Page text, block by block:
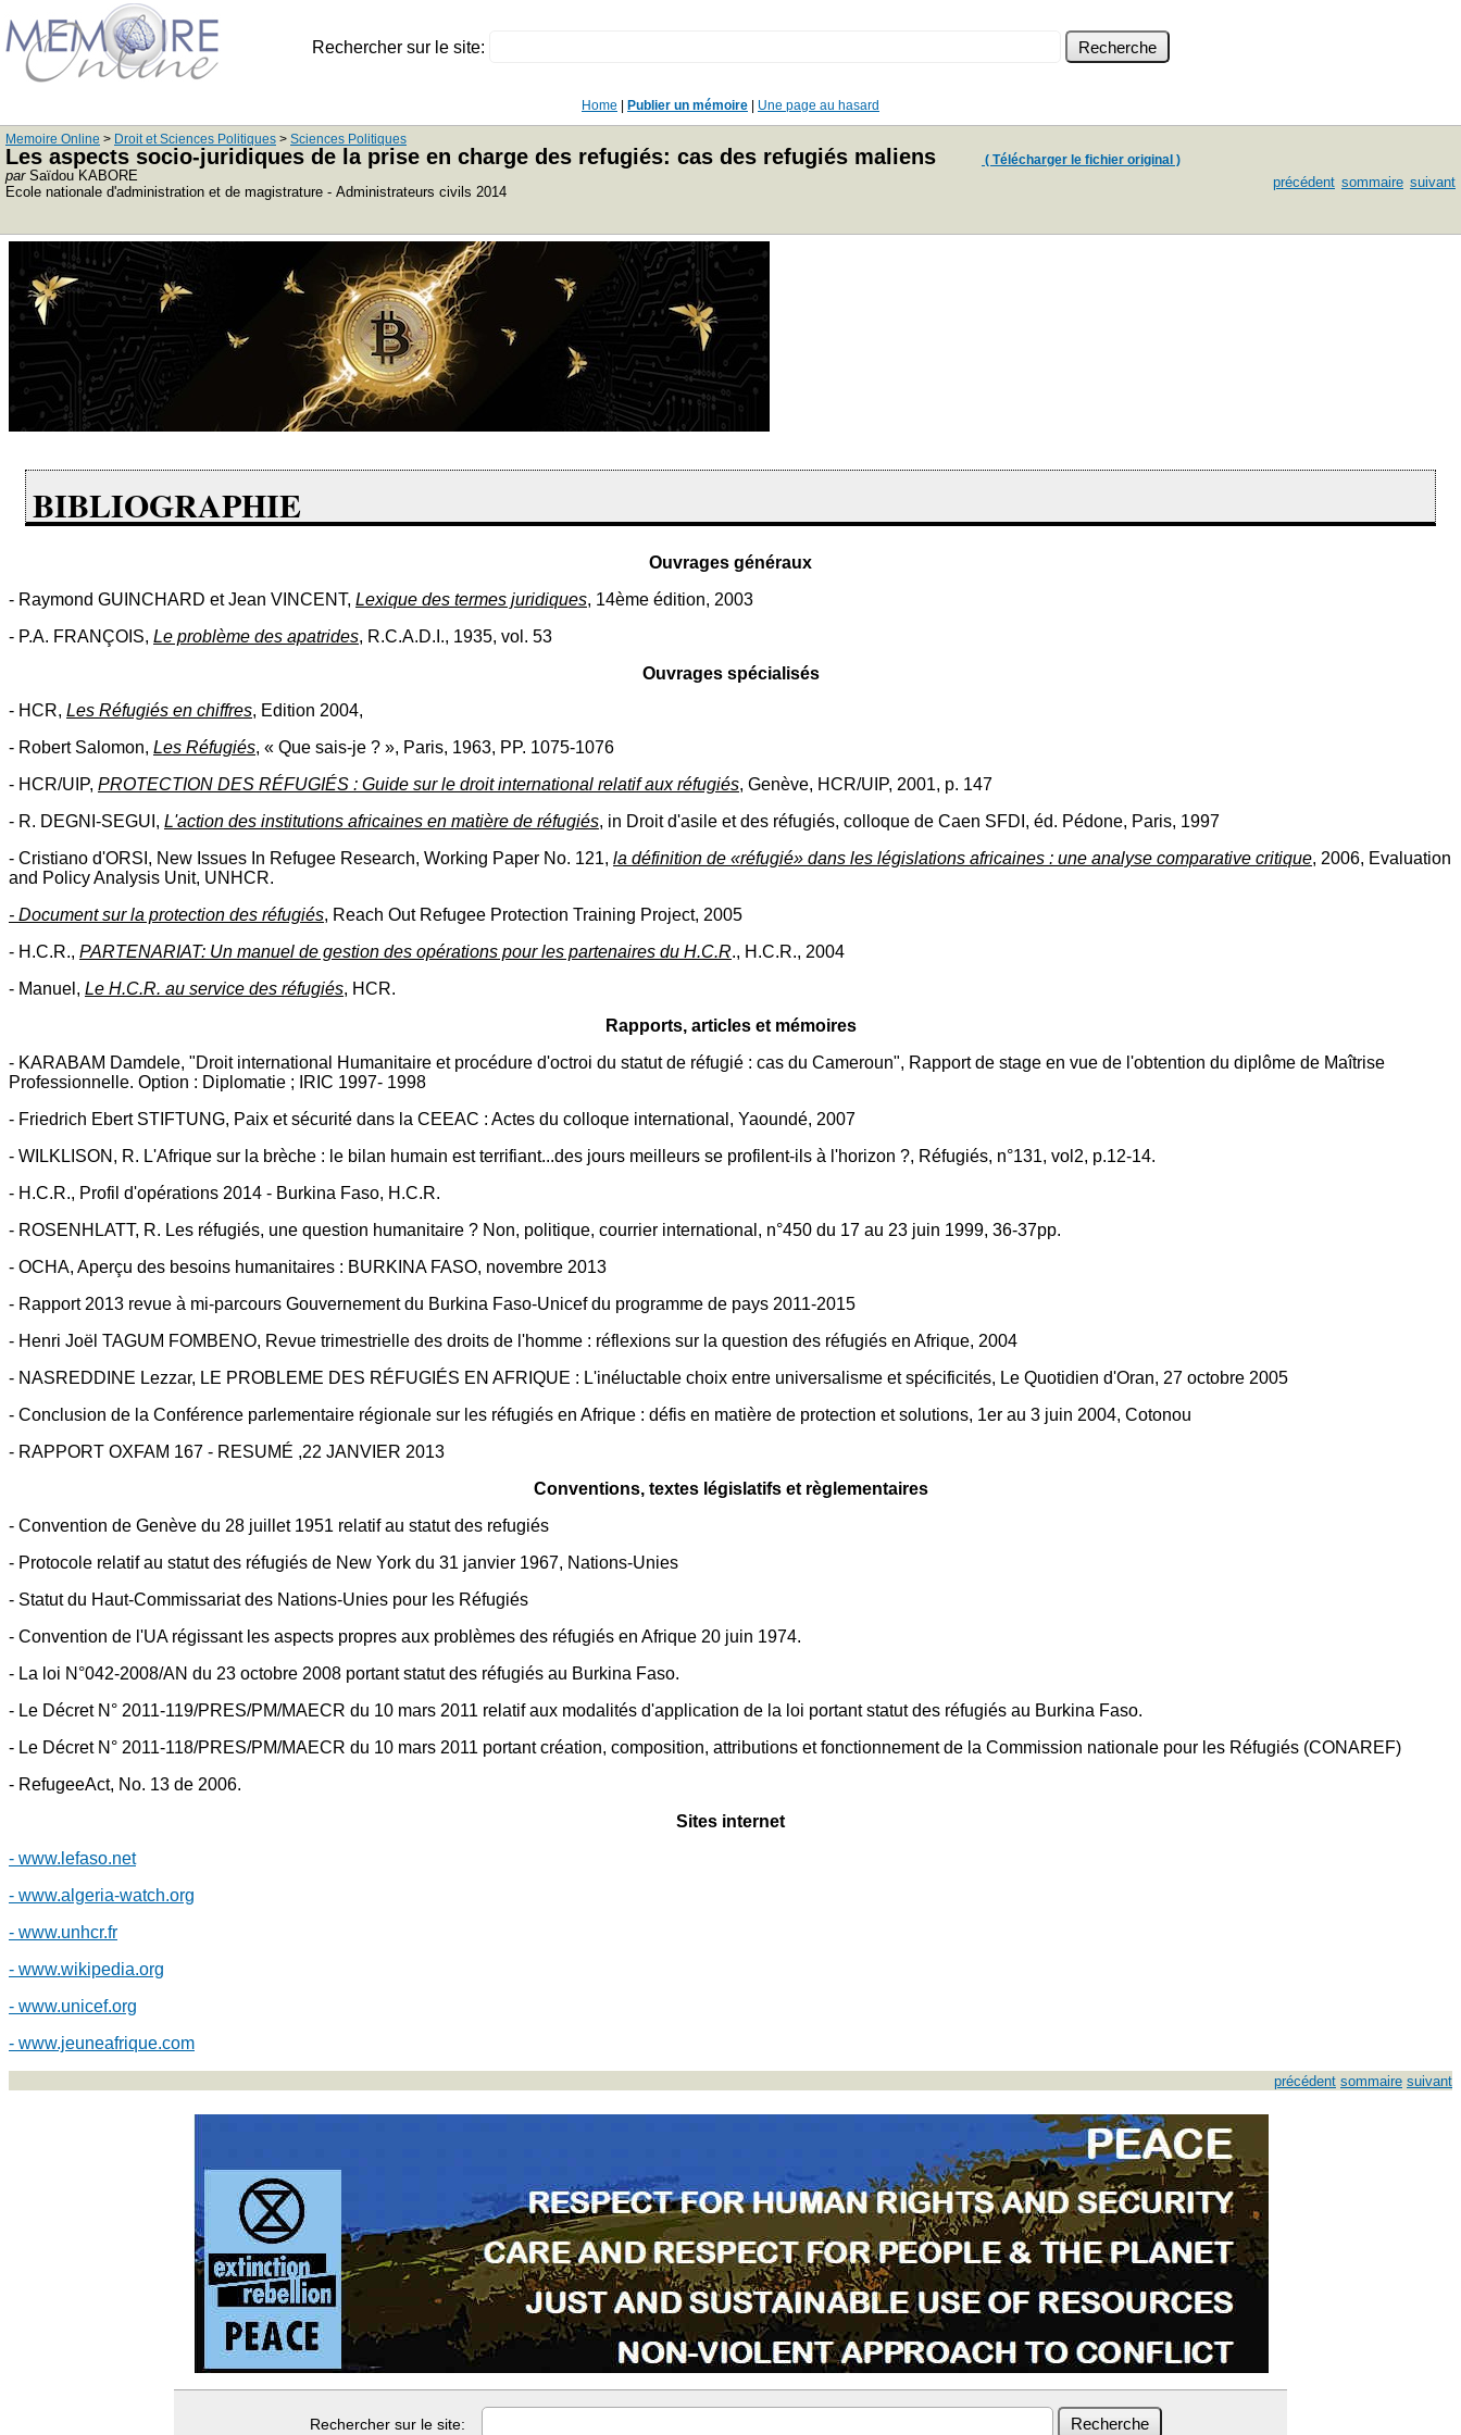
Rechercher sur le site:
Home Publier un mémoire Une page au hasard
Memoire Online > Droit et Sciences Politiques > Sciences Politiques
Les aspects socio-juridiques de la prise en charge des refugiés: cas des refugiés maliens ( Télécharger le fichier original )
parSaïdou KABORE
Ecole nationale d'administration et de magistrature - Administrateurs civils 2014
précédent sommaire suivant
BIBLIOGRAPHIE
Ouvrages généraux
- Raymond GUINCHARD et Jean VINCENT, Lexique des termes juridiques, 14ème édition, 2003
- P.A. FRANÇOIS, Le problème des apatrides, R.C.A.D.I., 1935, vol. 53
Ouvrages spécialisés
- HCR, Les Réfugiés en chiffres, Edition 2004,
- Robert Salomon, Les Réfugiés, « Que sais-je ? », Paris, 1963, PP. 1075-1076
- HCR/UIP, PROTECTION DES RÉFUGIÉS : Guide sur le droit international relatif aux réfugiés, Genève, HCR/UIP, 2001, p. 147
- R. DEGNI-SEGUI, L'action des institutions africaines en matière de réfugiés, in Droit d'asile et des réfugiés, colloque de Caen SFDI, éd. Pédone, Paris, 1997
- Cristiano d'ORSI, New Issues In Refugee Research, Working Paper No. 121, la définition de «réfugié» dans les législations africaines : une analyse comparative critique, 2006, Evaluation
and Policy Analysis Unit, UNHCR.
- Document sur la protection des réfugiés, Reach Out Refugee Protection Training Project, 2005
- H.C.R., PARTENARIAT: Un manuel de gestion des opérations pour les partenaires du H.C.R., H.C.R., 2004
- Manuel, Le H.C.R. au service des réfugiés, HCR.
Rapports, articles et mémoires
- KARABAM Damdele, "Droit international Humanitaire et procédure d'octroi du statut de réfugié : cas du Cameroun", Rapport de stage en vue de l'obtention du diplôme de Maîtrise
Professionnelle. Option : Diplomatie ; IRIC 1997- 1998
- Friedrich Ebert STIFTUNG, Paix et sécurité dans la CEEAC : Actes du colloque international, Yaoundé, 2007
- WILKLISON, R. L'Afrique sur la brèche : le bilan humain est terrifiant...des jours meilleurs se profilent-ils à l'horizon ?, Réfugiés, n°131, vol2, p.12-14.
- H.C.R., Profil d'opérations 2014 - Burkina Faso, H.C.R.
- ROSENHLATT, R. Les réfugiés, une question humanitaire ? Non, politique, courrier international, n°450 du 17 au 23 juin 1999, 36-37pp.
- OCHA, Aperçu des besoins humanitaires : BURKINA FASO, novembre 2013
- Rapport 2013 revue à mi-parcours Gouvernement du Burkina Faso-Unicef du programme de pays 2011-2015
- Henri Joël TAGUM FOMBENO, Revue trimestrielle des droits de l'homme : réflexions sur la question des réfugiés en Afrique, 2004
- NASREDDINE Lezzar, LE PROBLEME DES RÉFUGIÉS EN AFRIQUE : L'inéluctable choix entre universalisme et spécificités, Le Quotidien d'Oran, 27 octobre 2005
- Conclusion de la Conférence parlementaire régionale sur les réfugiés en Afrique : défis en matière de protection et solutions, 1er au 3 juin 2004, Cotonou
- RAPPORT OXFAM 167 - RESUMÉ ,22 JANVIER 2013
Conventions, textes législatifs et règlementaires
- Convention de Genève du 28 juillet 1951 relatif au statut des refugiés
- Protocole relatif au statut des réfugiés de New York du 31 janvier 1967, Nations-Unies
- Statut du Haut-Commissariat des Nations-Unies pour les Réfugiés
- Convention de l'UA régissant les aspects propres aux problèmes des réfugiés en Afrique 20 juin 1974.
- La loi N°042-2008/AN du 23 octobre 2008 portant statut des réfugiés au Burkina Faso.
- Le Décret N° 2011-119/PRES/PM/MAECR du 10 mars 2011 relatif aux modalités d'application de la loi portant statut des réfugiés au Burkina Faso.
- Le Décret N° 2011-118/PRES/PM/MAECR du 10 mars 2011 portant création, composition, attributions et fonctionnement de la Commission nationale pour les Réfugiés (CONAREF)
- RefugeeAct, No. 13 de 2006.
Sites internet
- www.lefaso.net
- www.algeria-watch.org
- www.unhcr.fr
- www.wikipedia.org
- www.unicef.org
- www.jeuneafrique.com
précédent sommaire suivant
Rechercher sur le site: